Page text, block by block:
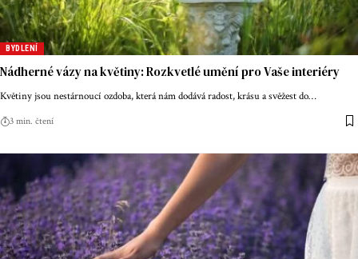
BYDLENÍ
Nádherné vázy na květiny: Rozkvetlé umění pro Vaše interiéry
Květiny jsou nestárnoucí ozdoba, která nám dodává radost, krásu a svěžest do…
3 min. čtení